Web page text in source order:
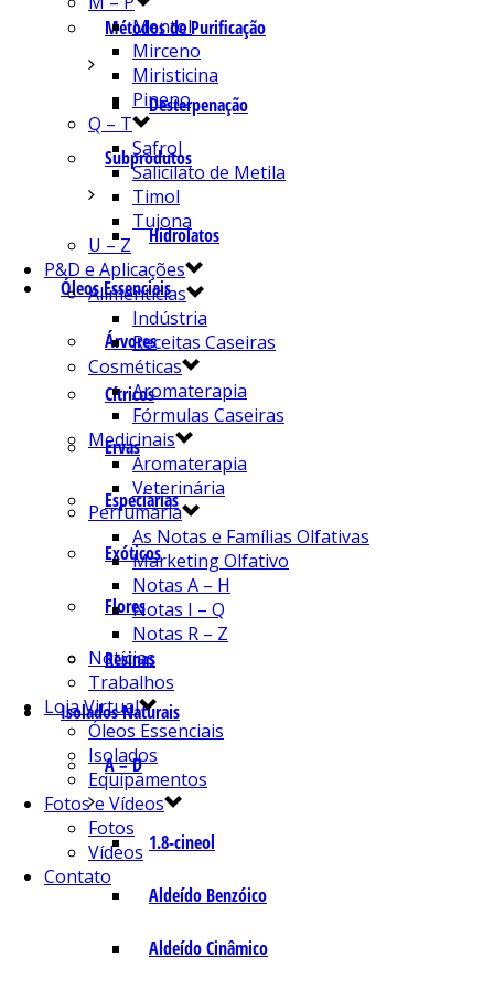
Métodos de Purificação
Desterpenação
Subprodutos
Hidrolatos
Óleos Essenciais
Árvores
Cítricos
Ervas
Especiarias
Exóticos
Flores
Resinas
Isolados Naturais
A – D
1.8-cineol
Aldeído Benzóico
Aldeído Cinâmico
Mentol
Mirceno
Miristicina
Pineno
Q – T
Safrol
Salicilato de Metila
Timol
Tujona
U – Z
P&D e Aplicações
Alimentícias
Indústria
Receitas Caseiras
Cosméticas
Aromaterapia
Fórmulas Caseiras
Medicinais
Aromaterapia
Veterinária
Perfumaria
As Notas e Famílias Olfativas
Marketing Olfativo
Notas A – H
Notas I – Q
Notas R – Z
Notícias
Trabalhos
Loja Virtual
Óleos Essenciais
Isolados
Equipamentos
Fotos e Vídeos
Fotos
Vídeos
Contato